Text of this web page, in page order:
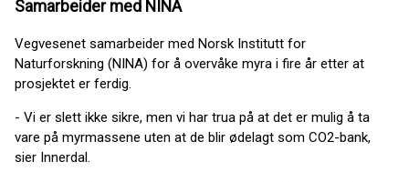
Samarbeider med NINA
Vegvesenet samarbeider med Norsk Institutt for
Naturforskning (NINA) for å overvåke myra i fire år etter at
prosjektet er ferdig.
- Vi er slett ikke sikre, men vi har trua på at det er mulig å ta
vare på myrmassene uten at de blir ødelagt som CO2-bank,
sier Innerdal.